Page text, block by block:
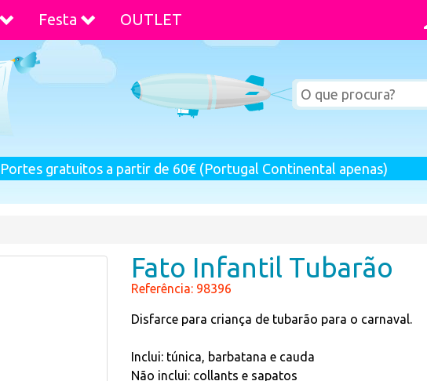
Festa OUTLET
Portes gratuitos a partir de 60€ (Portugal Continental apenas)
Fato Infantil Tubarão
Referência: 98396
Disfarce para criança de tubarão para o carnaval.
Inclui: túnica, barbatana e cauda
Não inclui: collants e sapatos